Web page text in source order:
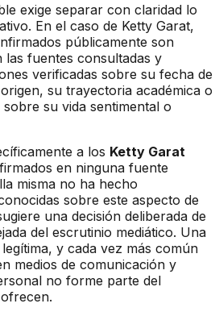
exige separar con claridad lo
En el caso de Ketty Garat,
públicamente son
las fuentes consultadas y
verificadas sobre su fecha de
su trayectoria académica o
su vida sentimental o
a los Ketty Garat
en ninguna fuente
misma no ha hecho
sobre este aspecto de
una decisión deliberada de
del escrutinio mediático. Una
y cada vez más común
medios de comunicación y
no forme parte del